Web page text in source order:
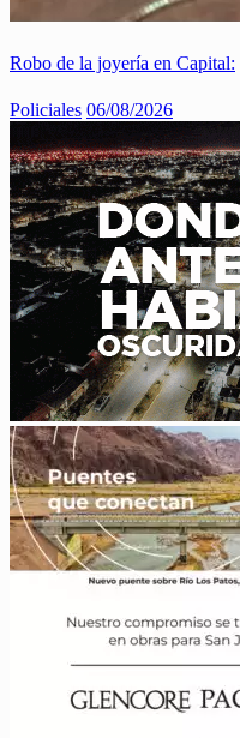
Robo de la joyería en Capital:
Policiales 06/08/2026